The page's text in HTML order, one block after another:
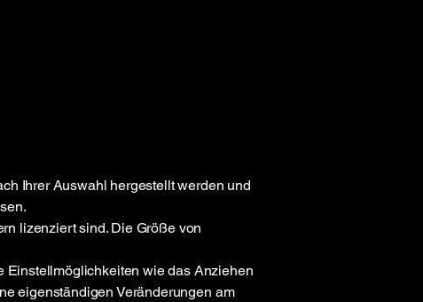
Ihrer Auswahl hergestellt werden und
lizenziert sind. Die Größe von
Einstellmöglichkeiten wie das Anziehen
eigenständigen Veränderungen am